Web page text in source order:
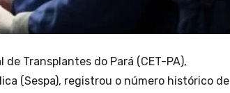
Transplantes do Pará (CET-PA),
(Sespa), registrou o número histórico de